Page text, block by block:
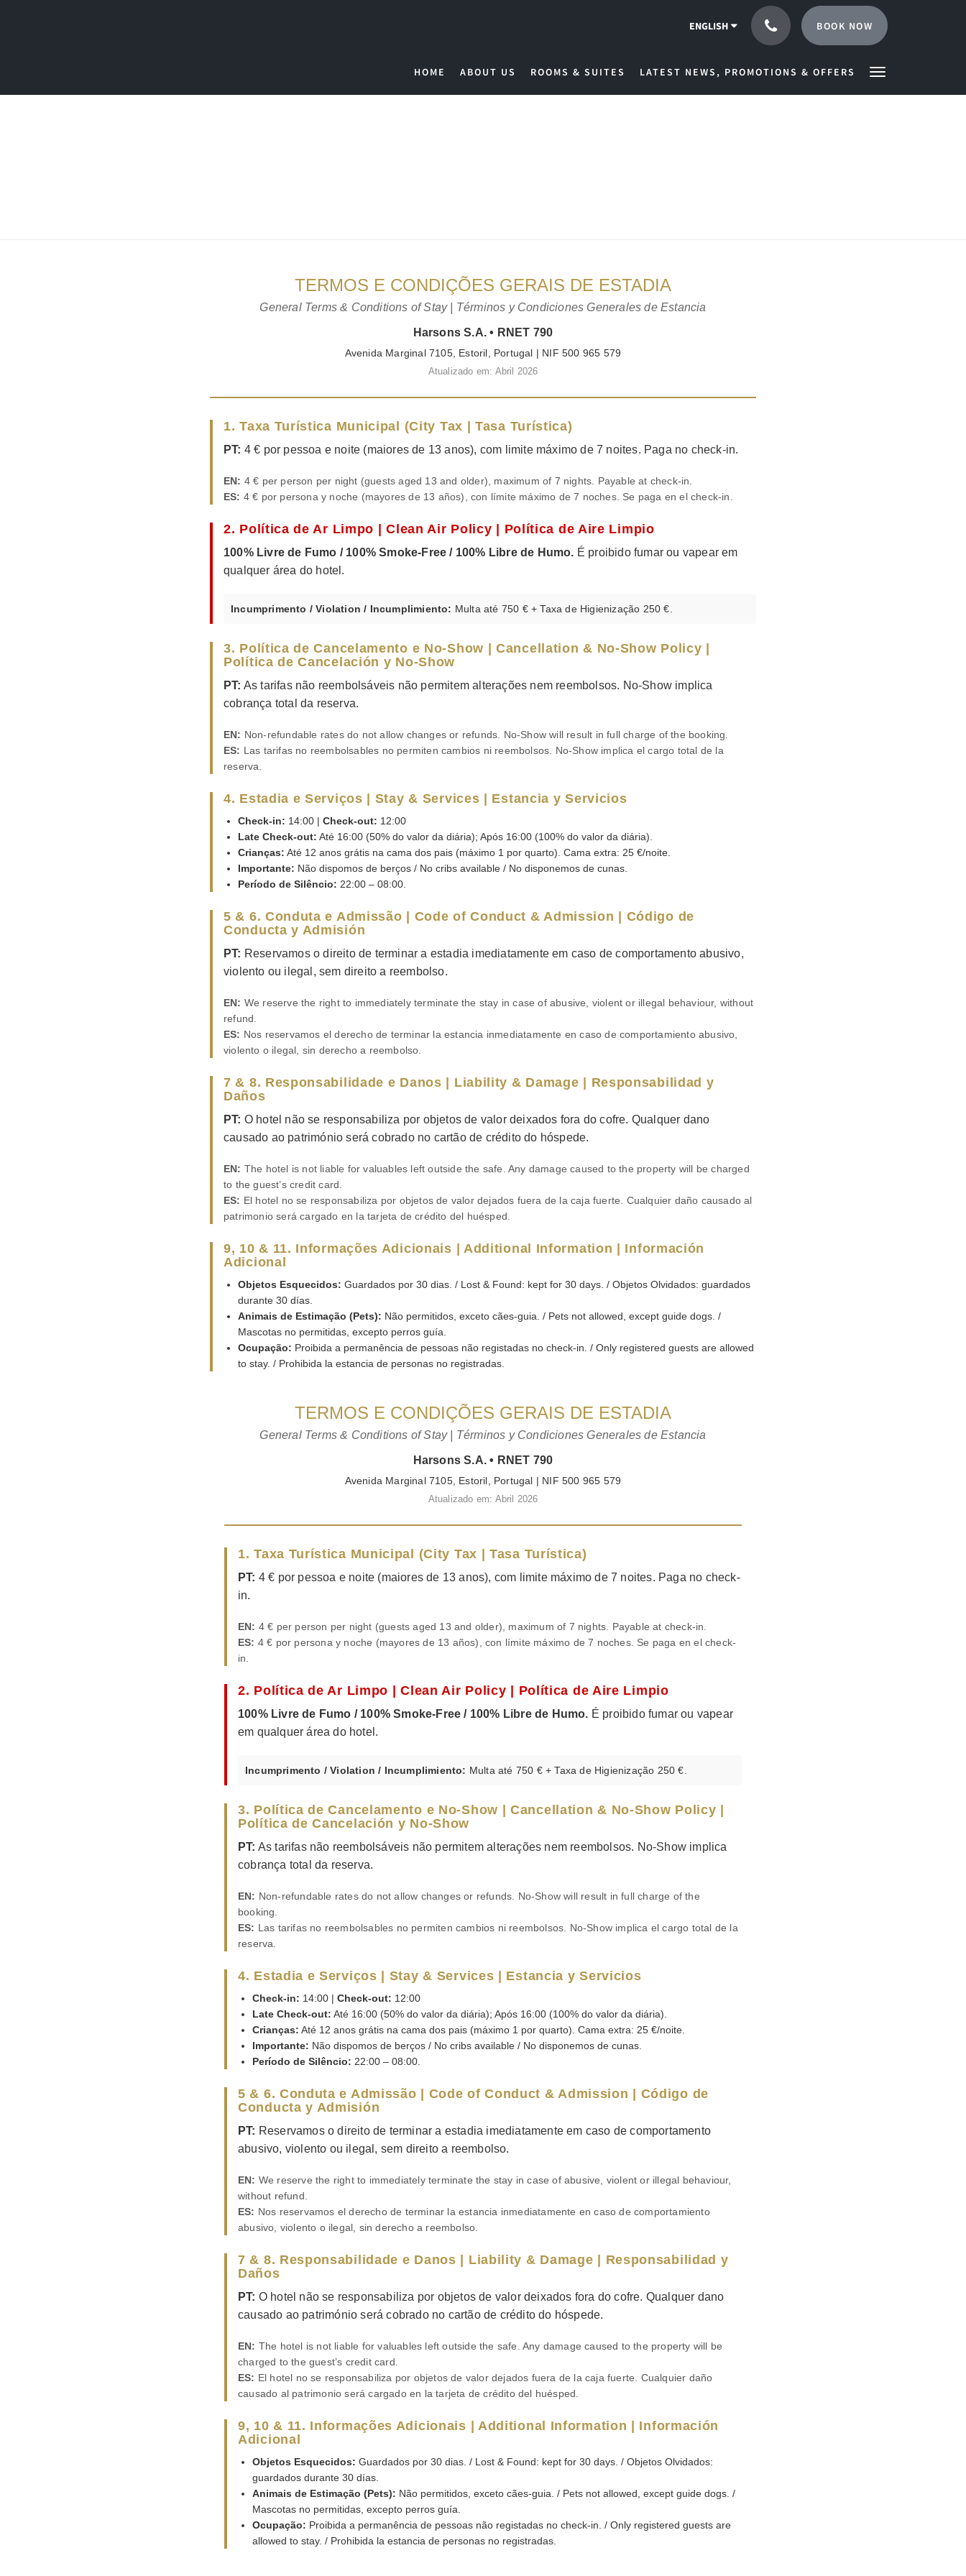
ENGLISH BOOK NOW
HOME ABOUT US ROOMS & SUITES LATEST NEWS, PROMOTIONS & OFFERS
TERMOS E CONDIÇÕES GERAIS DE ESTADIA
General Terms & Conditions of Stay | Términos y Condiciones Generales de Estancia
Harsons S.A. • RNET 790
Avenida Marginal 7105, Estoril, Portugal | NIF 500 965 579
Atualizado em: Abril 2026
1. Taxa Turística Municipal (City Tax | Tasa Turística)
PT: 4 € por pessoa e noite (maiores de 13 anos), com limite máximo de 7 noites. Paga no check-in.
EN: 4 € per person per night (guests aged 13 and older), maximum of 7 nights. Payable at check-in.
ES: 4 € por persona y noche (mayores de 13 años), con límite máximo de 7 noches. Se paga en el check-in.
2. Política de Ar Limpo | Clean Air Policy | Política de Aire Limpio
100% Livre de Fumo / 100% Smoke-Free / 100% Libre de Humo. É proibido fumar ou vapear em
qualquer área do hotel.
Incumprimento / Violation / Incumplimiento: Multa até 750 € + Taxa de Higienização 250 €.
3. Política de Cancelamento e No-Show | Cancellation & No-Show Policy |
Política de Cancelación y No-Show
PT: As tarifas não reembolsáveis não permitem alterações nem reembolsos. No-Show implica
cobrança total da reserva.
EN: Non-refundable rates do not allow changes or refunds. No-Show will result in full charge of the booking.
ES: Las tarifas no reembolsables no permiten cambios ni reembolsos. No-Show implica el cargo total de la
reserva.
4. Estadia e Serviços | Stay & Services | Estancia y Servicios
Check-in: 14:00 | Check-out: 12:00
Late Check-out: Até 16:00 (50% do valor da diária); Após 16:00 (100% do valor da diária).
Crianças: Até 12 anos grátis na cama dos pais (máximo 1 por quarto). Cama extra: 25 €/noite.
Importante: Não dispomos de berços / No cribs available / No disponemos de cunas.
Período de Silêncio: 22:00 – 08:00.
5 & 6. Conduta e Admissão | Code of Conduct & Admission | Código de
Conducta y Admisión
PT: Reservamos o direito de terminar a estadia imediatamente em caso de comportamento abusivo,
violento ou ilegal, sem direito a reembolso.
EN: We reserve the right to immediately terminate the stay in case of abusive, violent or illegal behaviour, without
refund.
ES: Nos reservamos el derecho de terminar la estancia inmediatamente en caso de comportamiento abusivo,
violento o ilegal, sin derecho a reembolso.
7 & 8. Responsabilidade e Danos | Liability & Damage | Responsabilidad y
Daños
PT: O hotel não se responsabiliza por objetos de valor deixados fora do cofre. Qualquer dano
causado ao património será cobrado no cartão de crédito do hóspede.
EN: The hotel is not liable for valuables left outside the safe. Any damage caused to the property will be charged
to the guest’s credit card.
ES: El hotel no se responsabiliza por objetos de valor dejados fuera de la caja fuerte. Cualquier daño causado al
patrimonio será cargado en la tarjeta de crédito del huésped.
9, 10 & 11. Informações Adicionais | Additional Information | Información
Adicional
Objetos Esquecidos: Guardados por 30 dias. / Lost & Found: kept for 30 days. / Objetos Olvidados: guardados
durante 30 días.
Animais de Estimação (Pets): Não permitidos, exceto cães-guia. / Pets not allowed, except guide dogs. /
Mascotas no permitidas, excepto perros guía.
Ocupação: Proibida a permanência de pessoas não registadas no check-in. / Only registered guests are allowed
to stay. / Prohibida la estancia de personas no registradas.
TERMOS E CONDIÇÕES GERAIS DE ESTADIA
General Terms & Conditions of Stay | Términos y Condiciones Generales de Estancia
Harsons S.A. • RNET 790
Avenida Marginal 7105, Estoril, Portugal | NIF 500 965 579
Atualizado em: Abril 2026
1. Taxa Turística Municipal (City Tax | Tasa Turística)
PT: 4 € por pessoa e noite (maiores de 13 anos), com limite máximo de 7 noites. Paga no check-
in.
EN: 4 € per person per night (guests aged 13 and older), maximum of 7 nights. Payable at check-in.
ES: 4 € por persona y noche (mayores de 13 años), con límite máximo de 7 noches. Se paga en el check-
in.
2. Política de Ar Limpo | Clean Air Policy | Política de Aire Limpio
100% Livre de Fumo / 100% Smoke-Free / 100% Libre de Humo. É proibido fumar ou vapear
em qualquer área do hotel.
Incumprimento / Violation / Incumplimiento: Multa até 750 € + Taxa de Higienização 250 €.
3. Política de Cancelamento e No-Show | Cancellation & No-Show Policy |
Política de Cancelación y No-Show
PT: As tarifas não reembolsáveis não permitem alterações nem reembolsos. No-Show implica
cobrança total da reserva.
EN: Non-refundable rates do not allow changes or refunds. No-Show will result in full charge of the
booking.
ES: Las tarifas no reembolsables no permiten cambios ni reembolsos. No-Show implica el cargo total de la
reserva.
4. Estadia e Serviços | Stay & Services | Estancia y Servicios
Check-in: 14:00 | Check-out: 12:00
Late Check-out: Até 16:00 (50% do valor da diária); Após 16:00 (100% do valor da diária).
Crianças: Até 12 anos grátis na cama dos pais (máximo 1 por quarto). Cama extra: 25 €/noite.
Importante: Não dispomos de berços / No cribs available / No disponemos de cunas.
Período de Silêncio: 22:00 – 08:00.
5 & 6. Conduta e Admissão | Code of Conduct & Admission | Código de
Conducta y Admisión
PT: Reservamos o direito de terminar a estadia imediatamente em caso de comportamento
abusivo, violento ou ilegal, sem direito a reembolso.
EN: We reserve the right to immediately terminate the stay in case of abusive, violent or illegal behaviour,
without refund.
ES: Nos reservamos el derecho de terminar la estancia inmediatamente en caso de comportamiento
abusivo, violento o ilegal, sin derecho a reembolso.
7 & 8. Responsabilidade e Danos | Liability & Damage | Responsabilidad y
Daños
PT: O hotel não se responsabiliza por objetos de valor deixados fora do cofre. Qualquer dano
causado ao património será cobrado no cartão de crédito do hóspede.
EN: The hotel is not liable for valuables left outside the safe. Any damage caused to the property will be
charged to the guest’s credit card.
ES: El hotel no se responsabiliza por objetos de valor dejados fuera de la caja fuerte. Cualquier daño
causado al patrimonio será cargado en la tarjeta de crédito del huésped.
9, 10 & 11. Informações Adicionais | Additional Information | Información
Adicional
Objetos Esquecidos: Guardados por 30 dias. / Lost & Found: kept for 30 days. / Objetos Olvidados:
guardados durante 30 días.
Animais de Estimação (Pets): Não permitidos, exceto cães-guia. / Pets not allowed, except guide dogs. /
Mascotas no permitidas, excepto perros guía.
Ocupação: Proibida a permanência de pessoas não registadas no check-in. / Only registered guests are
allowed to stay. / Prohibida la estancia de personas no registradas.